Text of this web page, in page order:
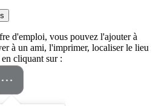
d'emploi, vous pouvez l'ajouter à
à un ami, l'imprimer, localiser le lieu
cliquant sur :